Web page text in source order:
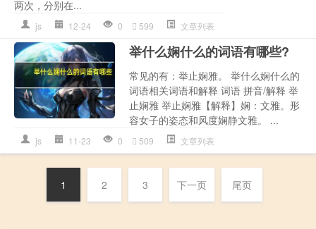
两次，分别在...
js 12-24 0 599 文章列表
举什么娴什么的词语有哪些?
常见的有：举止娴雅。 举什么娴什么的
词语相关词语和解释 词语 拼音/解释 举
止娴雅 举止娴雅【解释】娴：文雅。形
容女子的姿态和风度娴静文雅。 ...
js 11-23 0 509 文章列表
1 2 3 下一页 尾页